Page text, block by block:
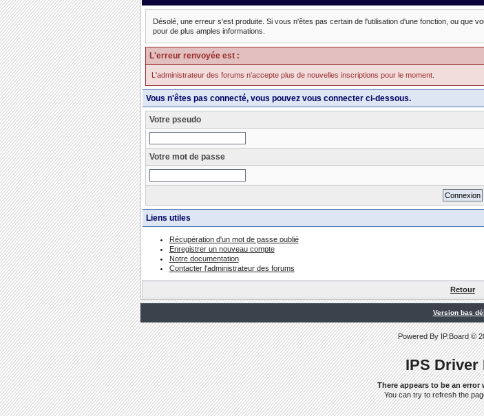
Désolé, une erreur s'est produite. Si vous n'êtes pas certain de l'utilisation d'une fonction, ou que
pour de plus amples informations.
L'erreur renvoyée est :
L'administrateur des forums n'accepte plus de nouvelles inscriptions pour le moment.
Vous n'êtes pas connecté, vous pouvez vous connecter ci-dessous.
Votre pseudo
Votre mot de passe
Liens utiles
Récupération d'un mot de passe oublié
Enregistrer un nouveau compte
Notre documentation
Contacter l'administrateur des forums
Retour
Version bas
Powered ByIP.Board©
IPS Driver
There appears to be an error
You can try to refresh the